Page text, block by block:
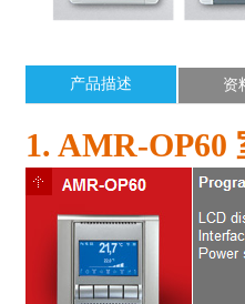
产品描述 资
1. AMR-OP60